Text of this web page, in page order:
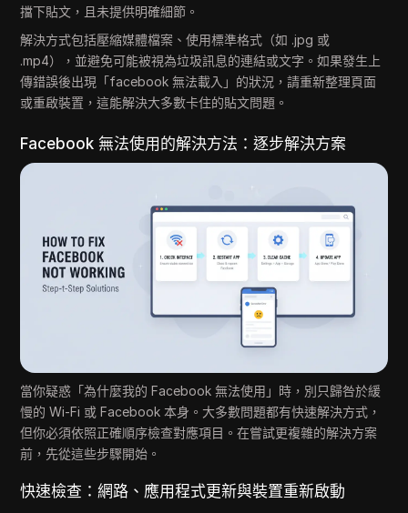
擋下貼文，且未提供明確細節。
解決方式包括壓縮媒體檔案、使用標準格式（如 .jpg 或
.mp4），並避免可能被視為垃圾訊息的連結或文字。如果發生上
傳錯誤後出現「facebook 無法載入」的狀況，請重新整理頁面
或重啟裝置，這能解決大多數卡住的貼文問題。
Facebook 無法使用的解決方法：逐步解決方案
當你疑惑「為什麼我的 Facebook 無法使用」時，別只歸咎於緩
慢的 Wi-Fi 或 Facebook 本身。大多數問題都有快速解決方式，
但你必須依照正確順序檢查對應項目。在嘗試更複雜的解決方案
前，先從這些步驟開始。
快速檢查：網路、應用程式更新與裝置重新啟動